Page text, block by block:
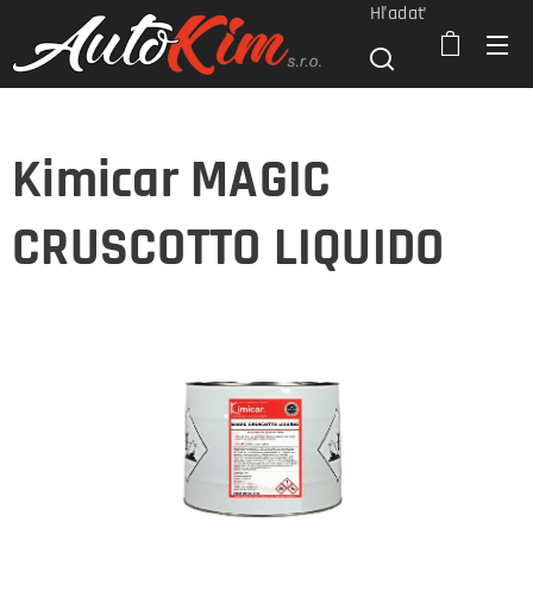
Hľadať
Kimicar MAGIC
CRUSCOTTO LIQUIDO